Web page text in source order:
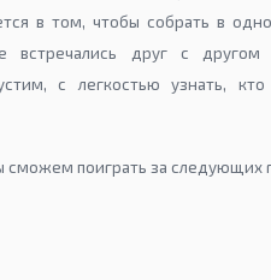
в том, чтобы собрать в
встречались друг с другом
с легкостью узнать, кто
сможем поиграть за следующих